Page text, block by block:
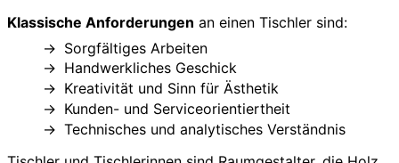
Klassische Anforderungen an einen Tischler sind:
Sorgfältiges Arbeiten
Handwerkliches Geschick
Kreativität und Sinn für Ästhetik
Kunden- und Serviceorientiertheit
Technisches und analytisches Verständnis